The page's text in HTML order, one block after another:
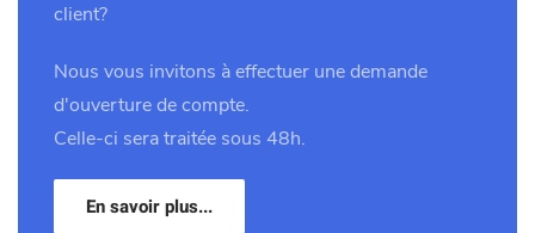
client?
Nous vous invitons à effectuer une demande
d'ouverture de compte.
Celle-ci sera traitée sous 48h.
En savoir plus...